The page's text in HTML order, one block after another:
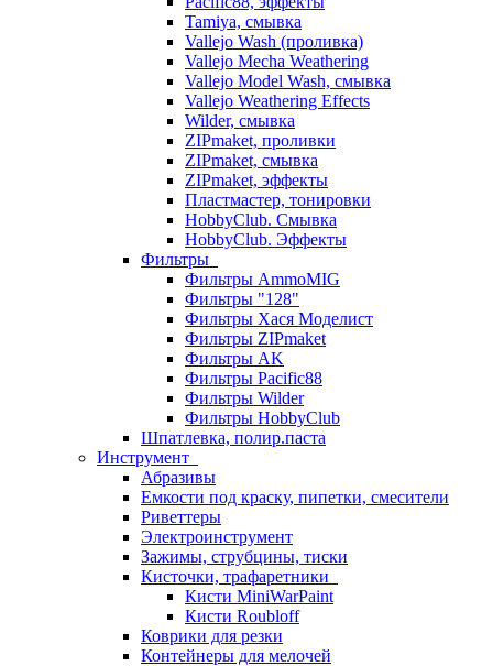
Tamiya, смывка
Vallejo Wash (проливка)
Vallejo Mecha Weathering
Vallejo Model Wash, смывка
Vallejo Weathering Effects
Wilder, смывка
ZIPmaket, проливки
ZIPmaket, смывка
ZIPmaket, эффекты
Пластмастер, тонировки
HobbyClub. Смывка
HobbyClub. Эффекты
Фильтры
Фильтры AmmoMIG
Фильтры "128"
Фильтры Хася Моделист
Фильтры ZIPmaket
Фильтры AK
Фильтры Pacific88
Фильтры Wilder
Фильтры HobbyClub
Шпатлевка, полир.паста
Инструмент
Абразивы
Емкости под краску, пипетки, смесители
Риветтеры
Электроинструмент
Зажимы, струбцины, тиски
Кисточки, трафаретники
Кисти MiniWarPaint
Кисти Roubloff
Коврики для резки
Контейнеры для мелочей